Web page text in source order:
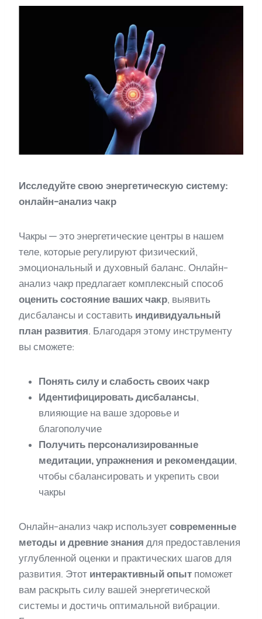
Исследуйте свою энергетическую систему:
онлайн-анализ чакр
Чакры — это энергетические центры в нашем
теле, которые регулируют физический,
эмоциональный и духовный баланс. Онлайн-
анализ чакр предлагает комплексный способ
оценить состояние ваших чакр, выявить
дисбалансы и составить индивидуальный
план развития. Благодаря этому инструменту
вы сможете:
Понять силу и слабость своих чакр
Идентифицировать дисбалансы,
влияющие на ваше здоровье и
благополучие
Получить персонализированные
медитации, упражнения и рекомендации,
чтобы сбалансировать и укрепить свои
чакры
Онлайн-анализ чакр использует современные
методы и древние знания для предоставления
углубленной оценки и практических шагов для
развития. Этот интерактивный опыт поможет
вам раскрыть силу вашей энергетической
системы и достичь оптимальной вибрации.